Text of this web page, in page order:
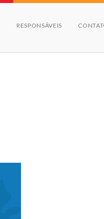
RESPONSÁVEIS